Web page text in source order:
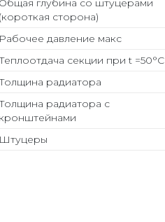
Общая глубина со штуцерами
(короткая сторона)
Рабочее давление макс
секции при t =50°С
радиатора
радиатора с
кронштейнами
Штуцеры